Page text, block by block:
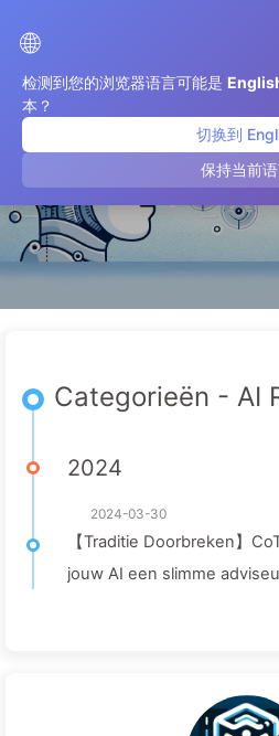
🌐
检测到您的浏览器语言可能是
本？
切换到
保持当前
AI
Categorieën - AI
2024
2024-03-30
【Traditie Doorbreken】
jouw AI een slimme